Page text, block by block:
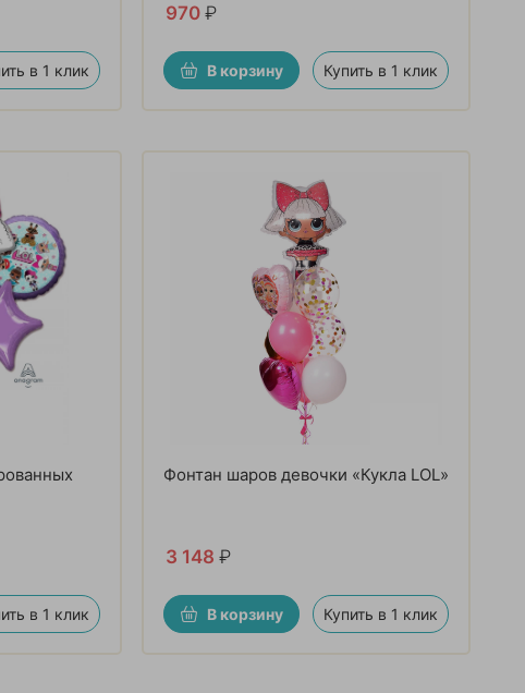
в 1 клик
970 ₽
В корзину Купить в 1 клик
в 1 клик
Фонтан шаров девочки «Кукла LOL»
3 148 ₽
В корзину Купить в 1 клик